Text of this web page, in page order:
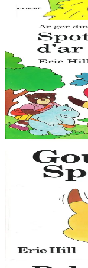
3 ans et plus
Spot va au bois
Venez au bois vous
maîtresse, Madame
collection de
Épuisé
La fête de Spot
Le petit chien Spot
auxquelles
Cette collection, qui
Épuisé